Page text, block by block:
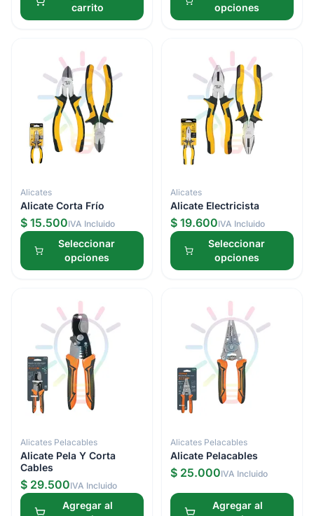
carrito
opciones
Alicates
Alicate Corta Frío
$ 15.500IVA Incluido
Seleccionar
opciones
Alicates
Alicate Electricista
$ 19.600IVA Incluido
Seleccionar
opciones
Alicates Pelacables
Alicate Pela Y Corta
Cables
$ 29.500IVA Incluido
Agregar al
Alicates Pelacables
Alicate Pelacables
$ 25.000IVA Incluido
Agregar al